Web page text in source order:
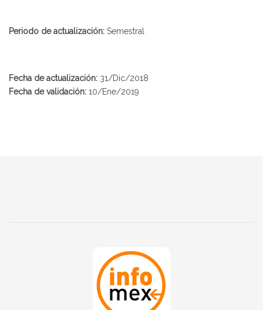
Periodo de actualización: Semestral
Fecha de actualización: 31/Dic/2018
Fecha de validación: 10/Ene/2019